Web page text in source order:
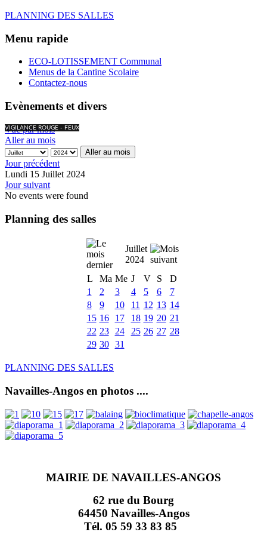
PLANNING DES SALLES
Menu rapide
ECO-LOTISSEMENT Communal
Menus de la Cantine Scolaire
Contactez-nous
Evènements et divers
VIGILANCE ROUGE - FEUX
Vue par mois
Aller au mois
Aller au mois
Jour précédent
Lundi 15 Juillet 2024
Jour suivant
No events were found
Planning des salles
Juillet
2024
L
Ma Me J V S
D
1
2 3 4 5 6
7
8
9 10 11 12 13 14
15 16 17 18 19 20 21
22 23 24 25 26 27 28
29 30 31
PLANNING DES SALLES
Navailles-Angos en photos ....
MAIRIE DE NAVAILLES-ANGOS
62 rue du Bourg
64450 Navailles-Angos
Tél. 05 59 33 83 85